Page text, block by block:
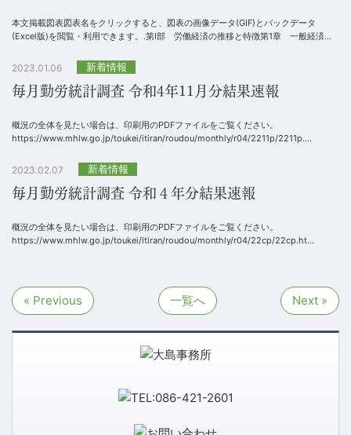
本文掲載図表図表名をクリックすると、図表の画像データ(GIF)とバックデータ
(Excel版)を閲覧・利用できます。.第Ⅰ部 労働経済の推移と特徴第1章 一般経済の
2023.01.06 新着情報
毎月勤労統計調査 令和4年11月分結果速報
概況の全体を見たい場合は、印刷用のPDFファイルをご覧ください。
https://www.mhlw.go.jp/toukei/itiran/roudou/monthly/r04/2211p/2211p....
2023.02.07 新着情報
毎月勤労統計調査 令和４年分結果速報
概況の全体を見たい場合は、印刷用のPDFファイルをご覧ください。
https://www.mhlw.go.jp/toukei/itiran/roudou/monthly/r04/22cp/22cp.ht...
« Previous 一覧へ Next »